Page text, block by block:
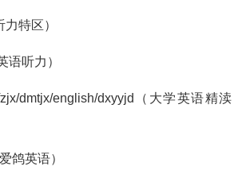
特区）
语听力）
dmtjx/english/dxyyjd（大学英语精渎
鸽英语）